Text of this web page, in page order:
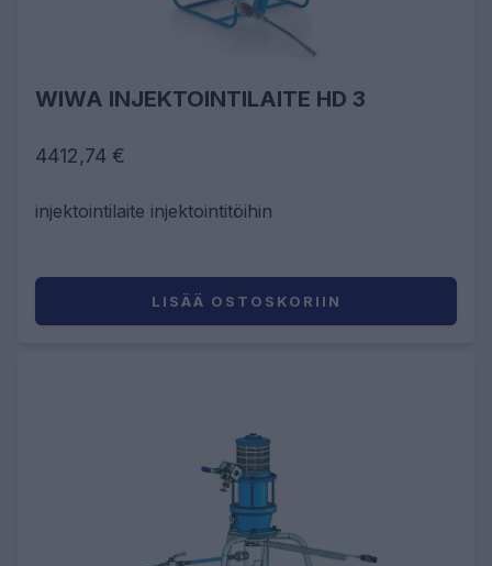
WIWA INJEKTOINTILAITE HD 3
4412,74 €
injektointilaite injektointitöihin
LISÄÄ OSTOSKORIIN